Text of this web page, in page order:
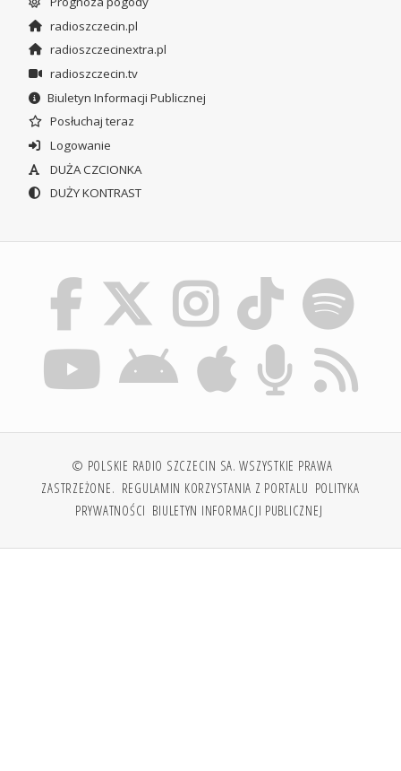
radioszczecin.pl
radioszczecinextra.pl
radioszczecin.tv
Biuletyn Informacji Publicznej
Posłuchaj teraz
Logowanie
DUŻA CZCIONKA
DUŻY KONTRAST
© POLSKIE RADIO SZCZECIN SA. WSZYSTKIE PRAWA
ZASTRZEŻONE. REGULAMIN KORZYSTANIA Z PORTALU POLITYKA
PRYWATNOŚCI BIULETYN INFORMACJI PUBLICZNEJ